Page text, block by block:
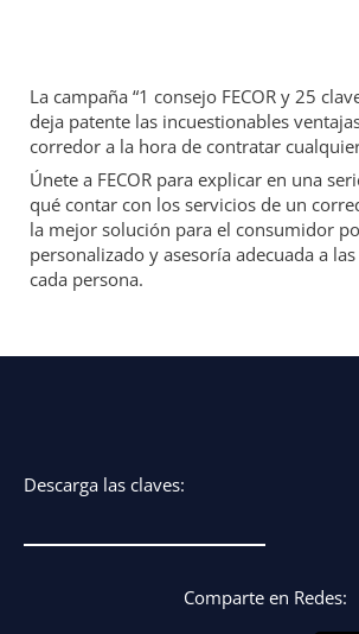
La campaña “1 consejo FECOR y 25
deja patente las incuestionables
corredor a la hora de contratar
Únete a FECOR para explicar en una
qué contar con los servicios de un
la mejor solución para el consumidor
personalizado y asesoría adecuada a
cada persona.
Descarga las claves:
Comparte en Redes: